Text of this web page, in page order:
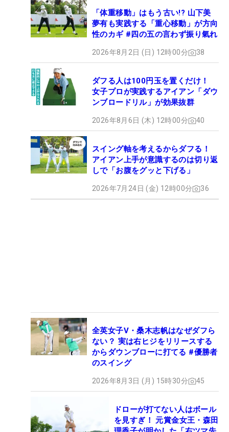
「体重移動」はもう古い!? 山下美
夢有も実践する「重心移動」が方向
性のカギ #四の五の言わず振り氣れ
2026年8月2日 (日) 12時00分 38
ダフる人は100円玉を置くだけ！
女子プロが実践するアイアン「ダウ
ンブロードリル」が効果抜群
2026年8月6日 (木) 12時00分 40
スイング軸を考えるからダフる！
アイアン上手が意識するのは切り返
しで「お腹をグッと下げる」
2026年7月24日 (金) 12時00分 36
全英女子V・桑木志帆はなぜダフら
ない？ 実は右ヒジをリリースする
からダウンブローに打てる #優勝者
のスイング
2026年8月3日 (月) 15時30分 45
ドローが打てない人はボール
を見すぎ！ 元賞金女王・森田